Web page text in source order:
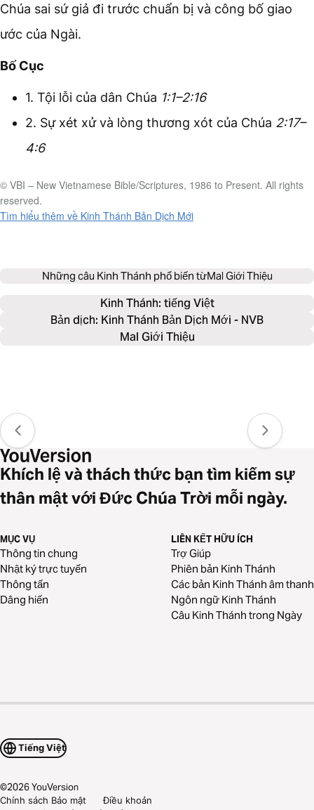
Chúa sai sứ giả đi trước chuẩn bị và công bố giao
ước của Ngài.
Bố Cục
1. Tội lỗi của dân Chúa 1:1–2:16
2. Sự xét xử và lòng thương xót của Chúa 2:17–
4:6
© VBI – New Vietnamese Bible/Scriptures, 1986 to Present. All rights
reserved.
Tìm hiểu thêm về Kinh Thánh Bản Dịch Mới
Những câu Kinh Thánh phổ biến từMal Giới Thiệu
Kinh Thánh: tiếng Việt
Bản dịch: Kinh Thánh Bản Dịch Mới - NVB
Mal Giới Thiệu
Khích lệ và thách thức bạn tìm kiếm sự
thân mật với Đức Chúa Trời mỗi ngày.
MỤC VỤ
Thông tin chung
Nhật ký trực tuyến
Thông tấn
Dâng hiến
LIÊN KẾT HỮU ÍCH
Trợ Giúp
Phiên bản Kinh Thánh
Các bản Kinh Thánh âm thanh
Ngôn ngữ Kinh Thánh
Câu Kinh Thánh trong Ngày
Tiếng Việt
©2026YouVersion
Chính sách Bảo mật
Điều khoản